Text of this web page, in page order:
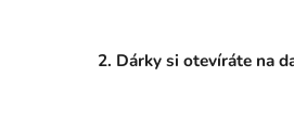
p
r
2. Dárky si otevíráte na